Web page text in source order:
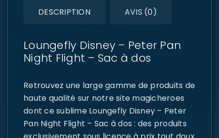
DESCRIPTION AVIS (0)
Loungefly Disney – Peter Pan
Night Flight – Sac à dos
Retrouvez une large gamme de produits de
haute qualité sur notre site magicheroes
dont ce sublime Loungefly Disney – Peter
Pan Night Flight – Sac à dos : des produits